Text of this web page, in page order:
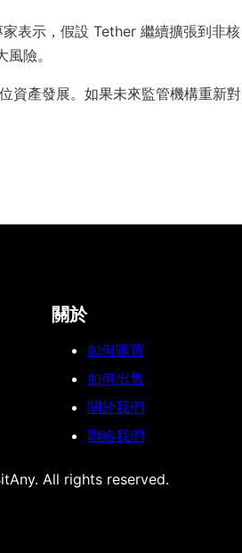
表示，假設 Tether 繼續擴張到非核
險。
資產發展。如果未來監管機構重新對
關於
如何購買
如何出售
關於我們
聯絡我們
All rights reserved.